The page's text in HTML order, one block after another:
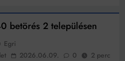
is elhitte
belenézett a saját
betörés 2 településen
Egri
2026.06.09. 0 2 perc